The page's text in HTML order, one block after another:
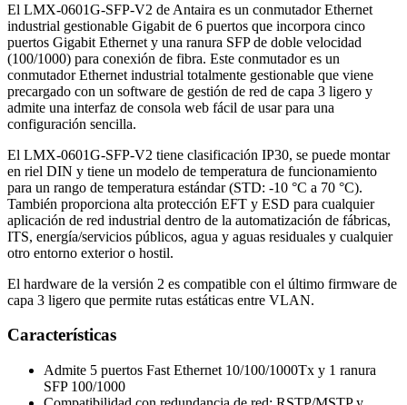
El LMX-0601G-SFP-V2 de Antaira es un conmutador Ethernet
industrial gestionable Gigabit de 6 puertos que incorpora cinco
puertos Gigabit Ethernet y una ranura SFP de doble velocidad
(100/1000) para conexión de fibra. Este conmutador es un
conmutador Ethernet industrial totalmente gestionable que viene
precargado con un software de gestión de red de capa 3 ligero y
admite una interfaz de consola web fácil de usar para una
configuración sencilla.
El LMX-0601G-SFP-V2 tiene clasificación IP30, se puede montar
en riel DIN y tiene un modelo de temperatura de funcionamiento
para un rango de temperatura estándar (STD: -10 °C a 70 °C).
También proporciona alta protección EFT y ESD para cualquier
aplicación de red industrial dentro de la automatización de fábricas,
ITS, energía/servicios públicos, agua y aguas residuales y cualquier
otro entorno exterior o hostil.
El hardware de la versión 2 es compatible con el último firmware de
capa 3 ligero que permite rutas estáticas entre VLAN.
Características
Admite 5 puertos Fast Ethernet 10/100/1000Tx y 1 ranura
SFP 100/1000